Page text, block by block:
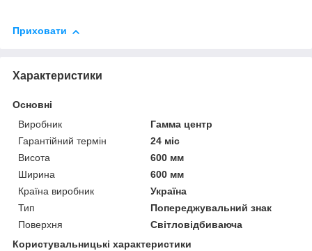
Приховати
Характеристики
Основні
Виробник
Гамма центр
Гарантійний термін
24 міс
Висота
600 мм
Ширина
600 мм
Країна виробник
Україна
Тип
Попереджувальний знак
Поверхня
Світловідбиваюча
Користувальницькі характеристики